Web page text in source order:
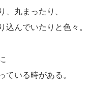
、丸まったり、
込んでいたりと色々。
ている時がある。